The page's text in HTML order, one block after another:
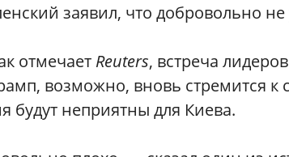
заявил, что добровольно
отмечает Reuters, встреча
возможно, вновь стремится
будут неприятны для Киева.